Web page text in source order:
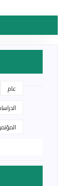
عام